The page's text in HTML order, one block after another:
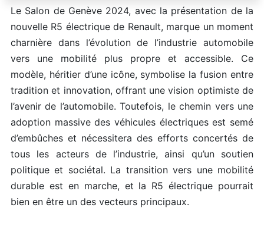
Le Salon de Genève 2024, avec la présentation de la
nouvelle R5 électrique de Renault, marque un moment
charnière dans l’évolution de l’industrie automobile
vers une mobilité plus propre et accessible. Ce
modèle, héritier d’une icône, symbolise la fusion entre
tradition et innovation, offrant une vision optimiste de
l’avenir de l’automobile. Toutefois, le chemin vers une
adoption massive des véhicules électriques est semé
d’embûches et nécessitera des efforts concertés de
tous les acteurs de l’industrie, ainsi qu’un soutien
politique et sociétal. La transition vers une mobilité
durable est en marche, et la R5 électrique pourrait
bien en être un des vecteurs principaux.